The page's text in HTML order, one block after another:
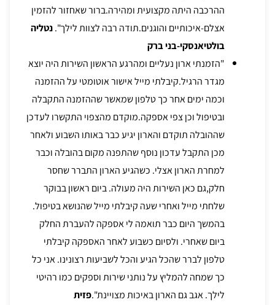
ההרכבה היתה מקצועית ומהירה.ברור שאחזור להזמין
אצלם-איכותיים והוגנים.תודה רבה לצוות לילך".נטליה
בולטיאנסקי-בני ברק
"הזמנתי ארון נעליים ומהרגע הראשון השירות היה יוצא
מגדר הרגיל.קיבלתי מייל אישור אוטומטי על ההזמנה
וכמה ימים אחר כך טלפון שמאשר שההזמנה התקבלה
ובטיפול וכן צפי אספקה.מוקדם מהצפוי התקשרו לעדכן
שההובלה תוקדם והארון יגיע כבר באותו השבוע ולאחר
מכן התקבל עדכון נוסף שהתפנה מקום בהובלה וכבר
למחרת הארון אצלי. כשהגיע הארון התברר שחסר
חלק,גם כאן השירות היה מעולה. ביום ראשון בבוקר
שלחתי מייל ואחרי שעה קיבלתי מייל שהנושא בטיפול.
בהמשך היום כבר תואמה לי אספקה להעברת החלק
ביום שאחרי. ולסיום כשבוע לאחר האספקה קיבלתי
טלפון לברר שהכל הגיע והכל לשביעות רצונינו. אני כל
כך שמחה להמליץ על נותני שירות וספקים כמו רהיטי
לילך. אגב גם הארון באיכות מצויינת".פזית